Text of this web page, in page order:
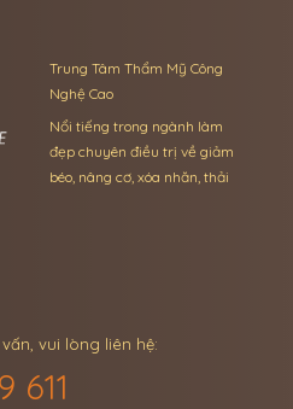
Trung Tâm Thẩm Mỹ Công
Nghệ Cao
Nổi tiếng trong ngành làm
đẹp chuyên điều trị về giảm
béo, nâng cơ, xóa nhăn, thải
vui lòng liên hệ:
611